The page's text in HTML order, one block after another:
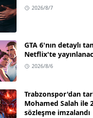
2026/8/7
GTA 6'nın detaylı
Netflix'te
2026/8/6
Trabzonspor'dan
Mohamed Salah ile
sözleşme imzalandı